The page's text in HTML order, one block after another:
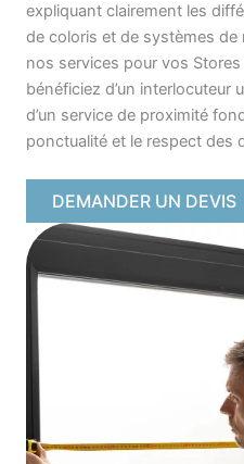
expliquant clairement les
de coloris et de systèmes
nos services pour vos
bénéficiez d’un interlocuteur
d’un service de proximité
ponctualité et le respect des
DEMANDER UN DEVIS